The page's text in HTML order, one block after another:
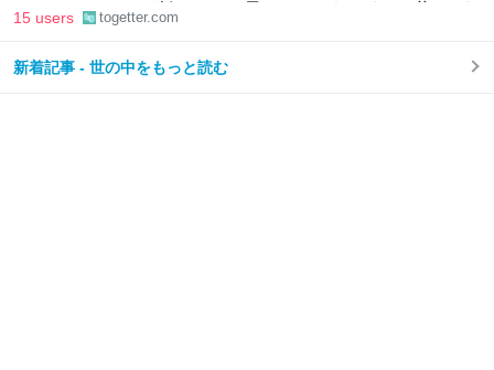
おいてなんでそんな強気なんだと思っていたが、どうやら荒れそう
15 users togetter.com
新着記事 - 世の中をもっと読む